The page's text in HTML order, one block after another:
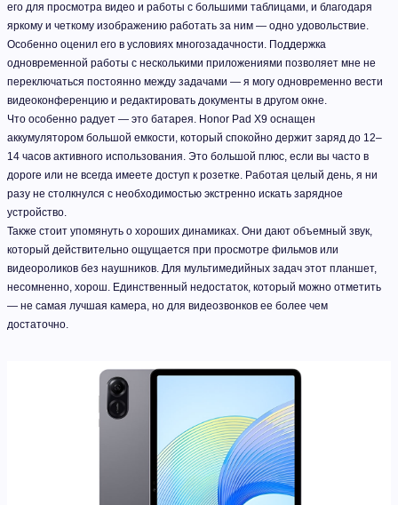
его для просмотра видео и работы с большими таблицами, и благодаря
яркому и четкому изображению работать за ним — одно удовольствие.
Особенно оценил его в условиях многозадачности. Поддержка
одновременной работы с несколькими приложениями позволяет мне не
переключаться постоянно между задачами — я могу одновременно вести
видеоконференцию и редактировать документы в другом окне.
Что особенно радует — это батарея. Honor Pad X9 оснащен
аккумулятором большой емкости, который спокойно держит заряд до 12–
14 часов активного использования. Это большой плюс, если вы часто в
дороге или не всегда имеете доступ к розетке. Работая целый день, я ни
разу не столкнулся с необходимостью экстренно искать зарядное
устройство.
Также стоит упомянуть о хороших динамиках. Они дают объемный звук,
который действительно ощущается при просмотре фильмов или
видеороликов без наушников. Для мультимедийных задач этот планшет,
несомненно, хорош. Единственный недостаток, который можно отметить
— не самая лучшая камера, но для видеозвонков ее более чем
достаточно.